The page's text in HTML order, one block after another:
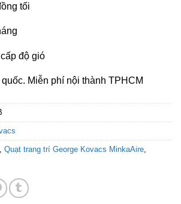
tối
độ gió
Miễn phí nội thành TPHCM
, Quạt trang trí George Kovacs MinkaAire,